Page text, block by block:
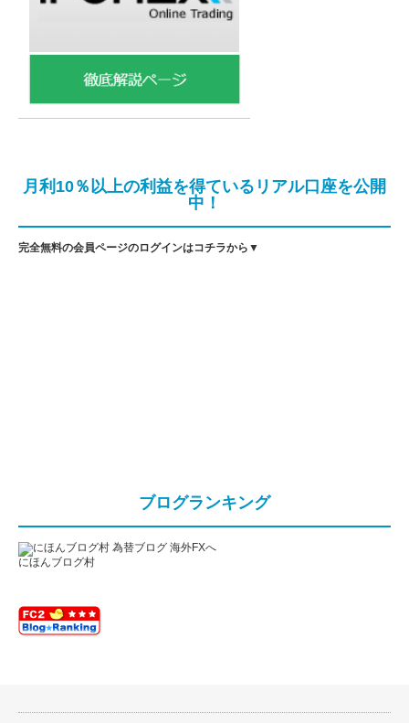
月利10％以上の利益を得ているリアル口座を公開
中！
完全無料の会員ページのログインはコチラから▼
ブログランキング
にほんブログ村